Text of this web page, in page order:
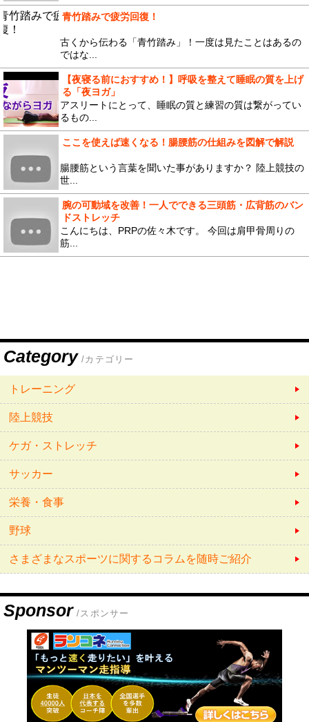
青竹踏みで疲労回復！
古くから伝わる「青竹踏み」！一度は見たことはあるの
ではな...
【夜寝る前におすすめ！】呼吸を整えて睡眠の質を上げ
る「夜ヨガ」
アスリートにとって、睡眠の質と練習の質は繋がってい
るもの...
ここを使えば速くなる！腸腰筋の仕組みを図解で解説
腸腰筋という言葉を聞いた事がありますか？ 陸上競技の
世...
腕の可動域を改善！一人でできる三頭筋・広背筋のバン
ドストレッチ
こんにちは、PRPの佐々木です。 今回は肩甲骨周りの
筋...
Category /カテゴリー
トレーニング
陸上競技
ケガ・ストレッチ
サッカー
栄養・食事
野球
さまざまなスポーツに関するコラムを随時ご紹介
Sponsor /スポンサー